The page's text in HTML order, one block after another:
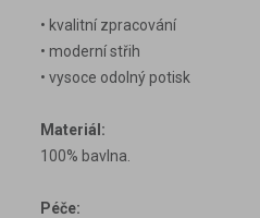
• kvalitní zpracování
• moderní střih
• vysoce odolný potisk
Materiál:
100% bavlna.
Péče: